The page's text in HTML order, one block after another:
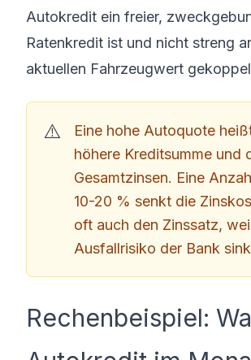
Autokredit ein freier,
Ratenkredit ist und nicht streng
aktuellen Fahrzeugwert
Eine hohe Autoquote
höhere Kreditsumme und
Gesamtzinsen. Eine
10-20 % senkt die
oft auch den Zinssatz,
Ausfallrisiko der Bank
Rechenbeispiel: